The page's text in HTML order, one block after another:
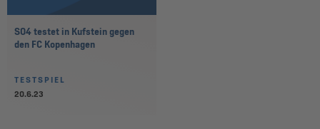
S04 testet in Kufstein gegen
den FC Kopenhagen
TESTSPIEL
20.6.23